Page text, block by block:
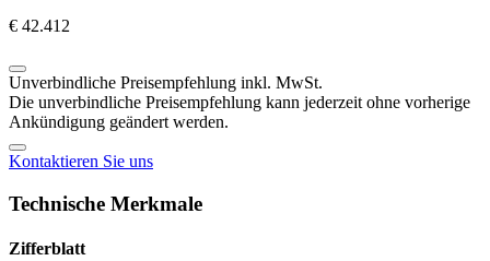
€ 42.412
Unverbindliche Preisempfehlung inkl. MwSt.
Die unverbindliche Preisempfehlung kann jederzeit ohne vorherige
Ankündigung geändert werden.
Kontaktieren Sie uns
Technische Merkmale
Zifferblatt